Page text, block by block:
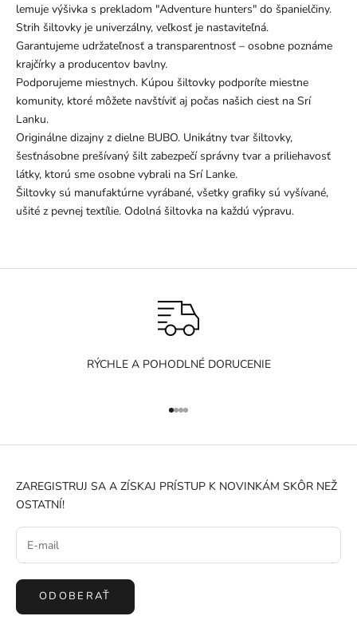
lemuje výšivka s prekladom "Adventure hunters" do španielčiny.
Strih šiltovky je univerzálny, veľkosť je nastaviteľná.
Garantujeme udržateľnosť a transparentnosť – osobne poznáme
krajčírky a producentov bavlny.
Podporujeme miestnych. Kúpou šiltovky podporíte miestne
komunity, ktoré môžete navštíviť aj počas našich ciest na Srí
Lanku.
Originálne dizajny z dielne BUBO. Unikátny tvar šiltovky,
šesťnásobne prešívaný šilt zabezpečí správny tvar a priliehavosť
látky, ktorú sme osobne vybrali na Srí Lanke.
Šiltovky sú manufaktúrne vyrábané, všetky grafiky sú vyšívané,
ušité z pevnej textílie. Odolná šiltovka na každú výpravu.
RÝCHLE A POHODLNÉ DORUCENIE
Prejsť na položku 1
Prejsť na položku 2
Prejsť na položku 3
Prejsť na položku 4
ZAREGISTRUJ SA A ZÍSKAJ PRÍSTUP K NOVINKÁM SKÔR NEŽ
OSTATNÍ!
ODOBERAŤ